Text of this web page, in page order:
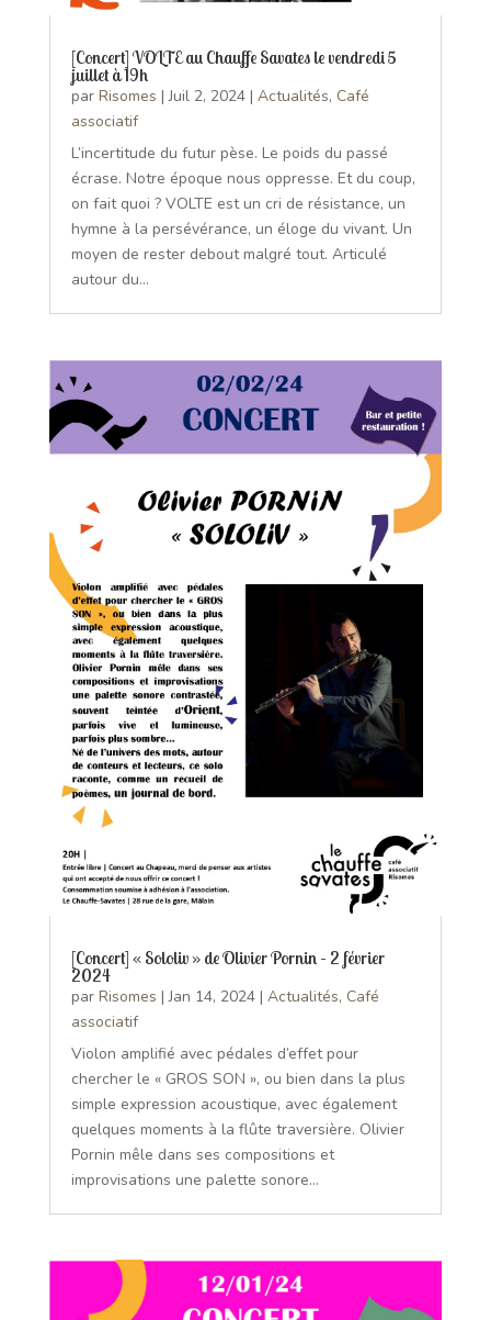
[Concert] VOLTE au Chauffe Savates le vendredi 5
juillet à 19h
par Risomes |Juil 2, 2024| Actualités, Café
associatif
L’incertitude du futur pèse. Le poids du passé
écrase. Notre époque nous oppresse. Et du coup,
on fait quoi ? VOLTE est un cri de résistance, un
hymne à la persévérance, un éloge du vivant. Un
moyen de rester debout malgré tout. Articulé
autour du...
[Concert] « Sololiv » de Olivier Pornin – 2 février
2024
par Risomes |Jan 14, 2024| Actualités, Café
associatif
Violon amplifié avec pédales d’effet pour
chercher le « GROS SON », ou bien dans la plus
simple expression acoustique, avec également
quelques moments à la flûte traversière. Olivier
Pornin mêle dans ses compositions et
improvisations une palette sonore...